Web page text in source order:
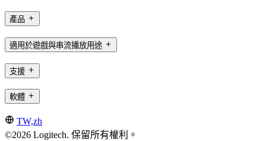
產品
適用於遊戲與串流播放用途
支援
軟體
TW,zh
©2026 Logitech. 保留所有權利。